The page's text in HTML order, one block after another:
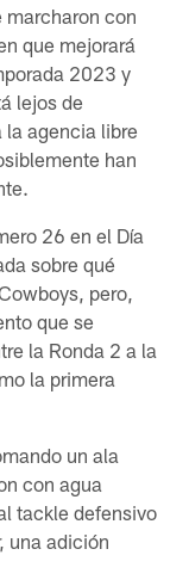
con
que mejorará
2023 y
lejos de
la agencia libre
han
26 en el Día
sobre qué
pero,
que se
la Ronda 2 a la
la primera
un ala
con agua
tackle defensivo
una adición